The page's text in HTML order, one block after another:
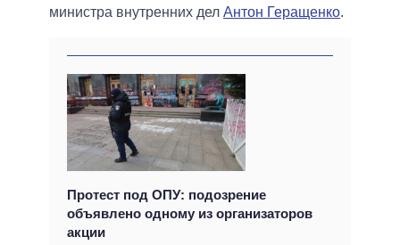
министра внутренних дел Антон Геращенко.
Протест под ОПУ: подозрение
объявлено одному из организаторов
акции